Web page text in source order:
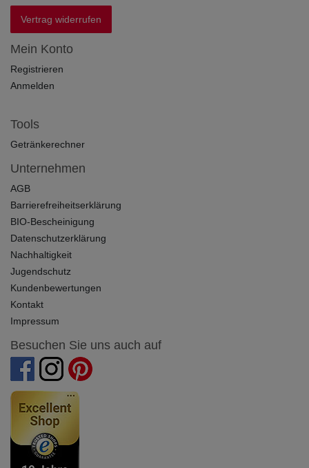
Vertrag widerrufen
Mein Konto
Registrieren
Anmelden
Tools
Getränkerechner
Unternehmen
AGB
Barrierefreiheitserklärung
BIO-Bescheinigung
Datenschutzerklärung
Nachhaltigkeit
Jugendschutz
Kundenbewertungen
Kontakt
Impressum
Besuchen Sie uns auch auf